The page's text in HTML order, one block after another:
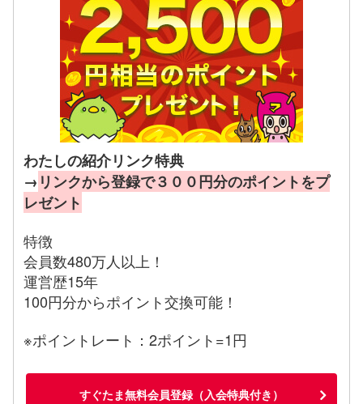
わたしの紹介リンク特典
→ リンクから登録で３００円分のポイントをプ
レゼント
特徴
会員数480万人以上！
運営歴15年
100円分からポイント交換可能！
※ポイントレート：2ポイント=1円
すぐたま無料会員登録（入会特典付き）